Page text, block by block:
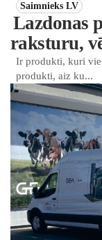
Saimnieks LV
Lazdonas
raksturu,
Ir produkti, kuri
produkti, aiz ku...